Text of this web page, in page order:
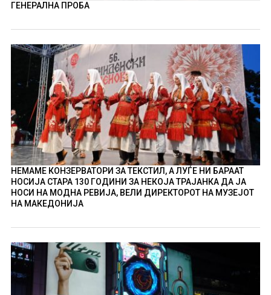
ГЕНЕРАЛНА ПРОБА
НЕМАМЕ КОНЗЕРВАТОРИ ЗА ТЕКСТИЛ, А ЛУЃЕ НИ БАРААТ
НОСИЈА СТАРА 130 ГОДИНИ ЗА НЕКОЈА ТРАЈАНКА ДА ЈА
НОСИ НА МОДНА РЕВИЈА, ВЕЛИ ДИРЕКТОРОТ НА МУЗЕЈОТ
НА МАКЕДОНИЈА